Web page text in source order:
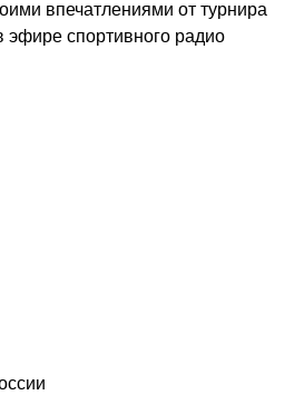
впечатлениями от турнира
эфире спортивного радио